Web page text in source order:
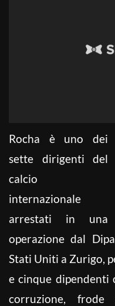
Rocha è uno dei
sette dirigenti del
calcio
internazionale
arrestati in una
operazione dal
Stati Uniti a Zurigo,
e cinque
corruzione,